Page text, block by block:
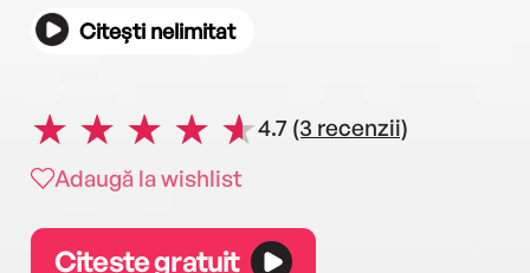
Citești nelimitat
4.7 (3 recenzii)
Adaugă la wishlist
Citește gratuit